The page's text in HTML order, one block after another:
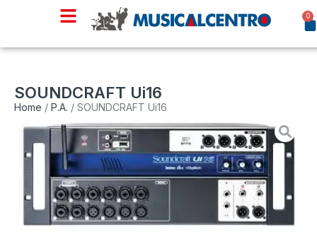
0
SOUNDCRAFT Ui16
Home / P.A. / SOUNDCRAFT Ui16